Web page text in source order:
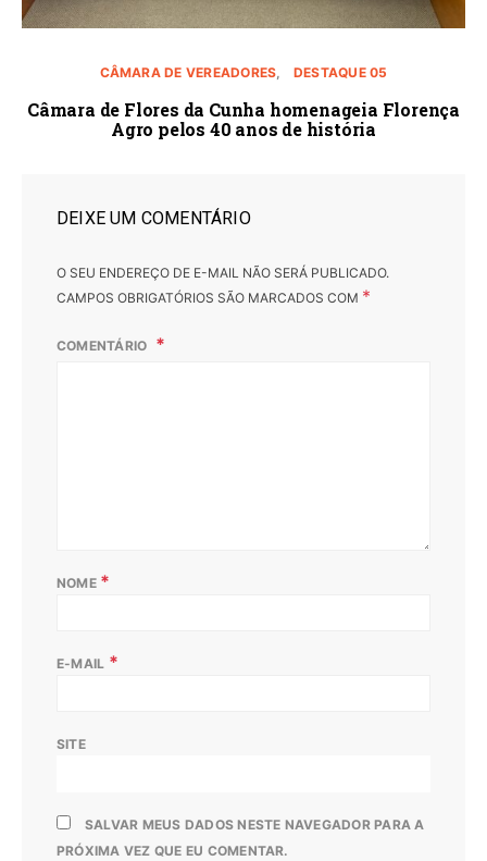
CÂMARA DE VEREADORES DESTAQUE 05
Câmara de Flores da Cunha homenageia Florença
Agro pelos 40 anos de história
DEIXE UM COMENTÁRIO
O SEU ENDEREÇO DE E-MAIL NÃO SERÁ PUBLICADO.
CAMPOS OBRIGATÓRIOS SÃO MARCADOS COM *
COMENTÁRIO
NOME *
E-MAIL *
SITE
SALVAR MEUS DADOS NESTE NAVEGADOR PARA A
PRÓXIMA VEZ QUE EU COMENTAR.